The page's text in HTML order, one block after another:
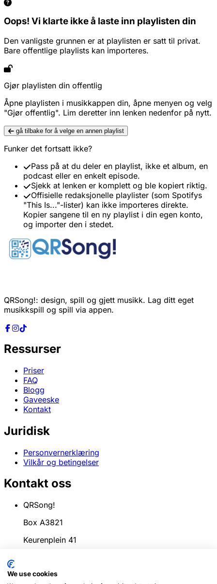
Oops! Vi klarte ikke å laste inn playlisten din
Den vanligste grunnen er at playlisten er satt til privat.
Bare offentlige playlists kan importeres.
Gjør playlisten din offentlig
Åpne playlisten i musikkappen din, åpne menyen og velg
"Gjør offentlig". Lim deretter inn lenken nedenfor på nytt.
gå tilbake for å velge en annen playlist
Funker det fortsatt ikke?
Pass på at du deler en playlist, ikke et album, en
podcast eller en enkelt episode.
Sjekk at lenken er komplett og ble kopiert riktig.
Offisielle redaksjonelle playlister (som Spotifys
"This Is..."-lister) kan ikke importeres direkte.
Kopier sangene til en ny playlist i din egen konto,
og importer den i stedet.
QRSong!: design, spill og gjett musikk. Lag ditt eget
musikkspill og spill via appen.
Ressurser
Priser
FAQ
Blogg
Gaveeske
Kontakt
Juridisk
Personvernerklæring
Vilkår og betingelser
Kontakt oss
QRSong!
Box A3821
Keurenplein 41
Nederland
We use cookies